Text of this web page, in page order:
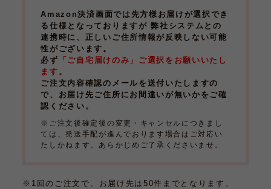
Amazon決済画面では先方様お届けが選択でき
る仕様となっておりますが 弊社システムとの
連携時に、正しいご住所情報が反映しない可能
性がございます。
必ず 「ご自宅届けのみ」ご選択をお願いいたし
ます。
ご注文内容確認のメールを送付いたしますの
で、お届け先ご住所にお間違いが無いかをご確
認ください。
※ご注文後確定後の変更・キャンセルにつきまし
ては、発送手配が進んでおります場合はご対応い
たしかねます。あらかじめご了承くださいませ。
※1回のご注文で、お届け先は50件までとなります。